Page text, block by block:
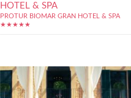
HOTEL & SPA
PROTUR BIOMAR GRAN HOTEL & SPA
★★★★★